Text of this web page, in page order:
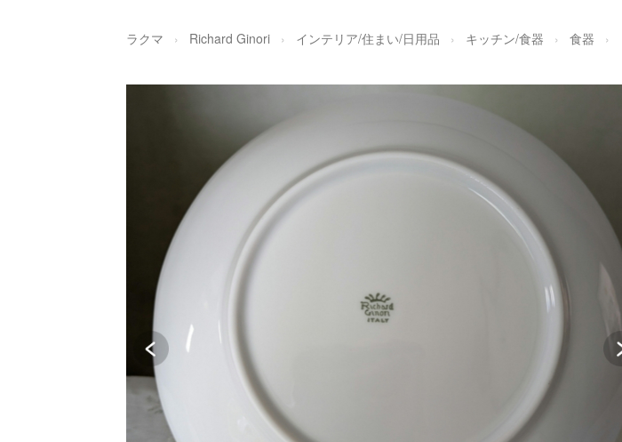
ラクマ Richard Ginori インテリア/住まい/日用品 キッチン/食器 食器